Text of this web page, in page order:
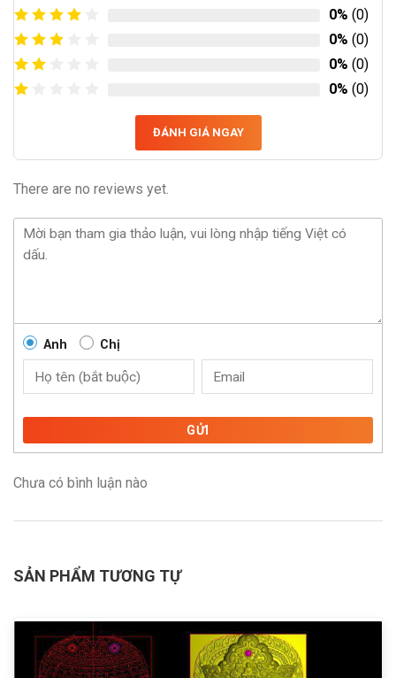
0% (0)
0% (0)
0% (0)
0% (0)
ĐÁNH GIÁ NGAY
There are no reviews yet.
Anh Chị
GỬI
Chưa có bình luận nào
SẢN PHẨM TƯƠNG TỰ